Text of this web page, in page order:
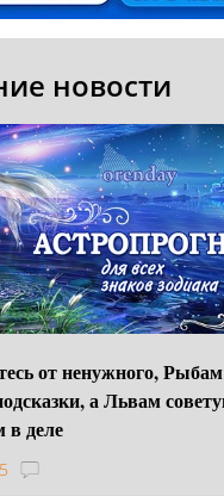
новости
от ненужного,
а Львам
в деле